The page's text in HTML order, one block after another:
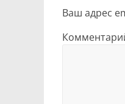
Ваш адрес